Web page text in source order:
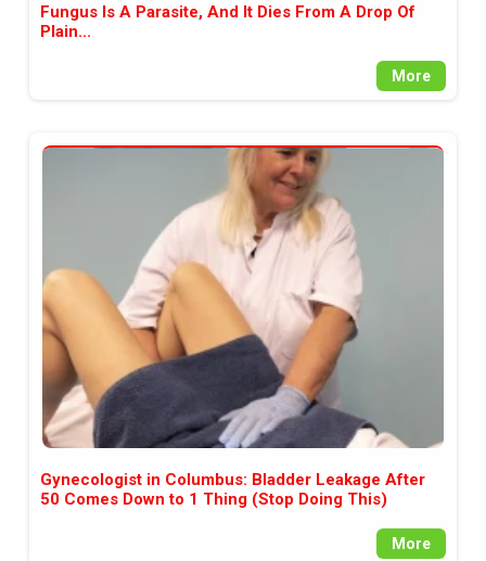
Fungus Is A Parasite, And It Dies From A Drop Of
Plain...
More
Gynecologist in Columbus: Bladder Leakage After
50 Comes Down to 1 Thing (Stop Doing This)
More